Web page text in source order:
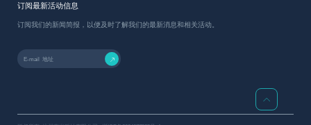
订阅最新活动信息
订阅我们的新闻简报，以便及时了解我们的最新消息和相关活动。

